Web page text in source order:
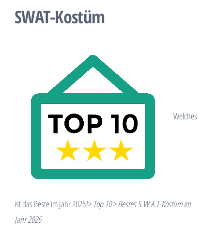
SWAT-Kostüm
Welches
ist das Beste im Jahr 2026?> Top 10 > Bestes S.W.A.T-Kostüm im
Jahr 2026